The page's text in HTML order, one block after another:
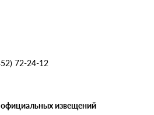
72-24-12
извещений